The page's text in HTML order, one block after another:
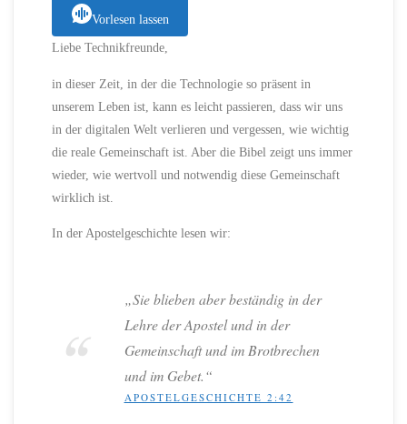
Vorlesen lassen
Liebe Technikfreunde,
in dieser Zeit, in der die Technologie so präsent in
unserem Leben ist, kann es leicht passieren, dass wir uns
in der digitalen Welt verlieren und vergessen, wie wichtig
die reale Gemeinschaft ist. Aber die Bibel zeigt uns immer
wieder, wie wertvoll und notwendig diese Gemeinschaft
wirklich ist.
In der Apostelgeschichte lesen wir:
„Sie blieben aber beständig in der
Lehre der Apostel und in der
Gemeinschaft und im Brotbrechen
und im Gebet.“
APOSTELGESCHICHTE 2:42